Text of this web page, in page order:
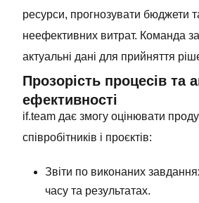
ресурси, прогнозувати бюджети
неефективних витрат. Команда
актуальні дані для прийняття
Прозорість процесів та
ефективності
if.team дає змогу оцінювати
співробітників і проєктів:
Звіти по виконаних
часу та результатах.